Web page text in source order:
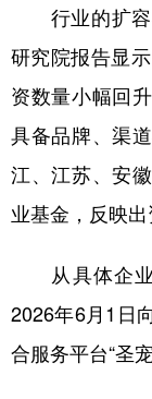
行业的扩容
研究院报告显
资数量小幅回
具备品牌、渠
江、江苏、安
业基金，反映出
从具体企业
2026年6月1日
合服务平台“圣